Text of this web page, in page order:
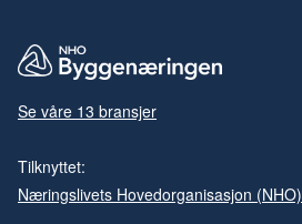
Se våre 13 bransjer
Tilknyttet:
Næringslivets Hovedorganisasjon (NHO)